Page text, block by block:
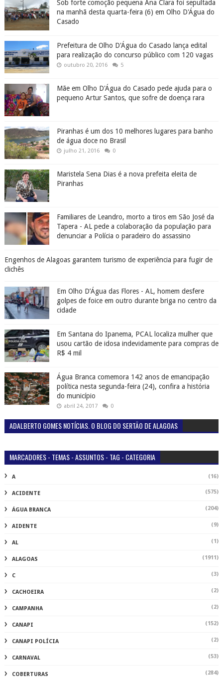
Sob forte comoção pequena Ana Clara foi sepultada
na manhã desta quarta-feira (6) em Olho D'Água do
Casado
Prefeitura de Olho D'Água do Casado lança edital
para realização do concurso público com 120 vagas
outubro 20, 2016 5
Mãe em Olho D'Água do Casado pede ajuda para o
pequeno Artur Santos, que sofre de doença rara
Piranhas é um dos 10 melhores lugares para banho
de água doce no Brasil
julho 21, 2016 0
Maristela Sena Dias é a nova prefeita eleita de
Piranhas
Familiares de Leandro, morto a tiros em São José da
Tapera - AL pede a colaboração da população para
denunciar a Polícia o paradeiro do assassino
Engenhos de Alagoas garantem turismo de experiência para fugir de
clichês
Em Olho D’Água das Flores - AL, homem desfere
golpes de foice em outro durante briga no centro da
cidade
Em Santana do Ipanema, PCAL localiza mulher que
usou cartão de idosa indevidamente para compras de
R$ 4 mil
Água Branca comemora 142 anos de emancipação
política nesta segunda-feira (24), confira a história
do município
abril 24, 2017 0
ADALBERTO GOMES NOTÍCIAS. O BLOG DO SERTÃO DE ALAGOAS
MARCADORES - TEMAS - ASSUNTOS - TAG - CATEGORIA
A (16)
ACIDENTE (575)
ÁGUA BRANCA (204)
AIDENTE (9)
AL (1)
ALAGOAS (1911)
C (3)
CACHOEIRA (2)
CAMPANHA (2)
CANAPI (152)
CANAPI POLÍCIA (2)
CARNAVAL (53)
COBERTURAS (284)